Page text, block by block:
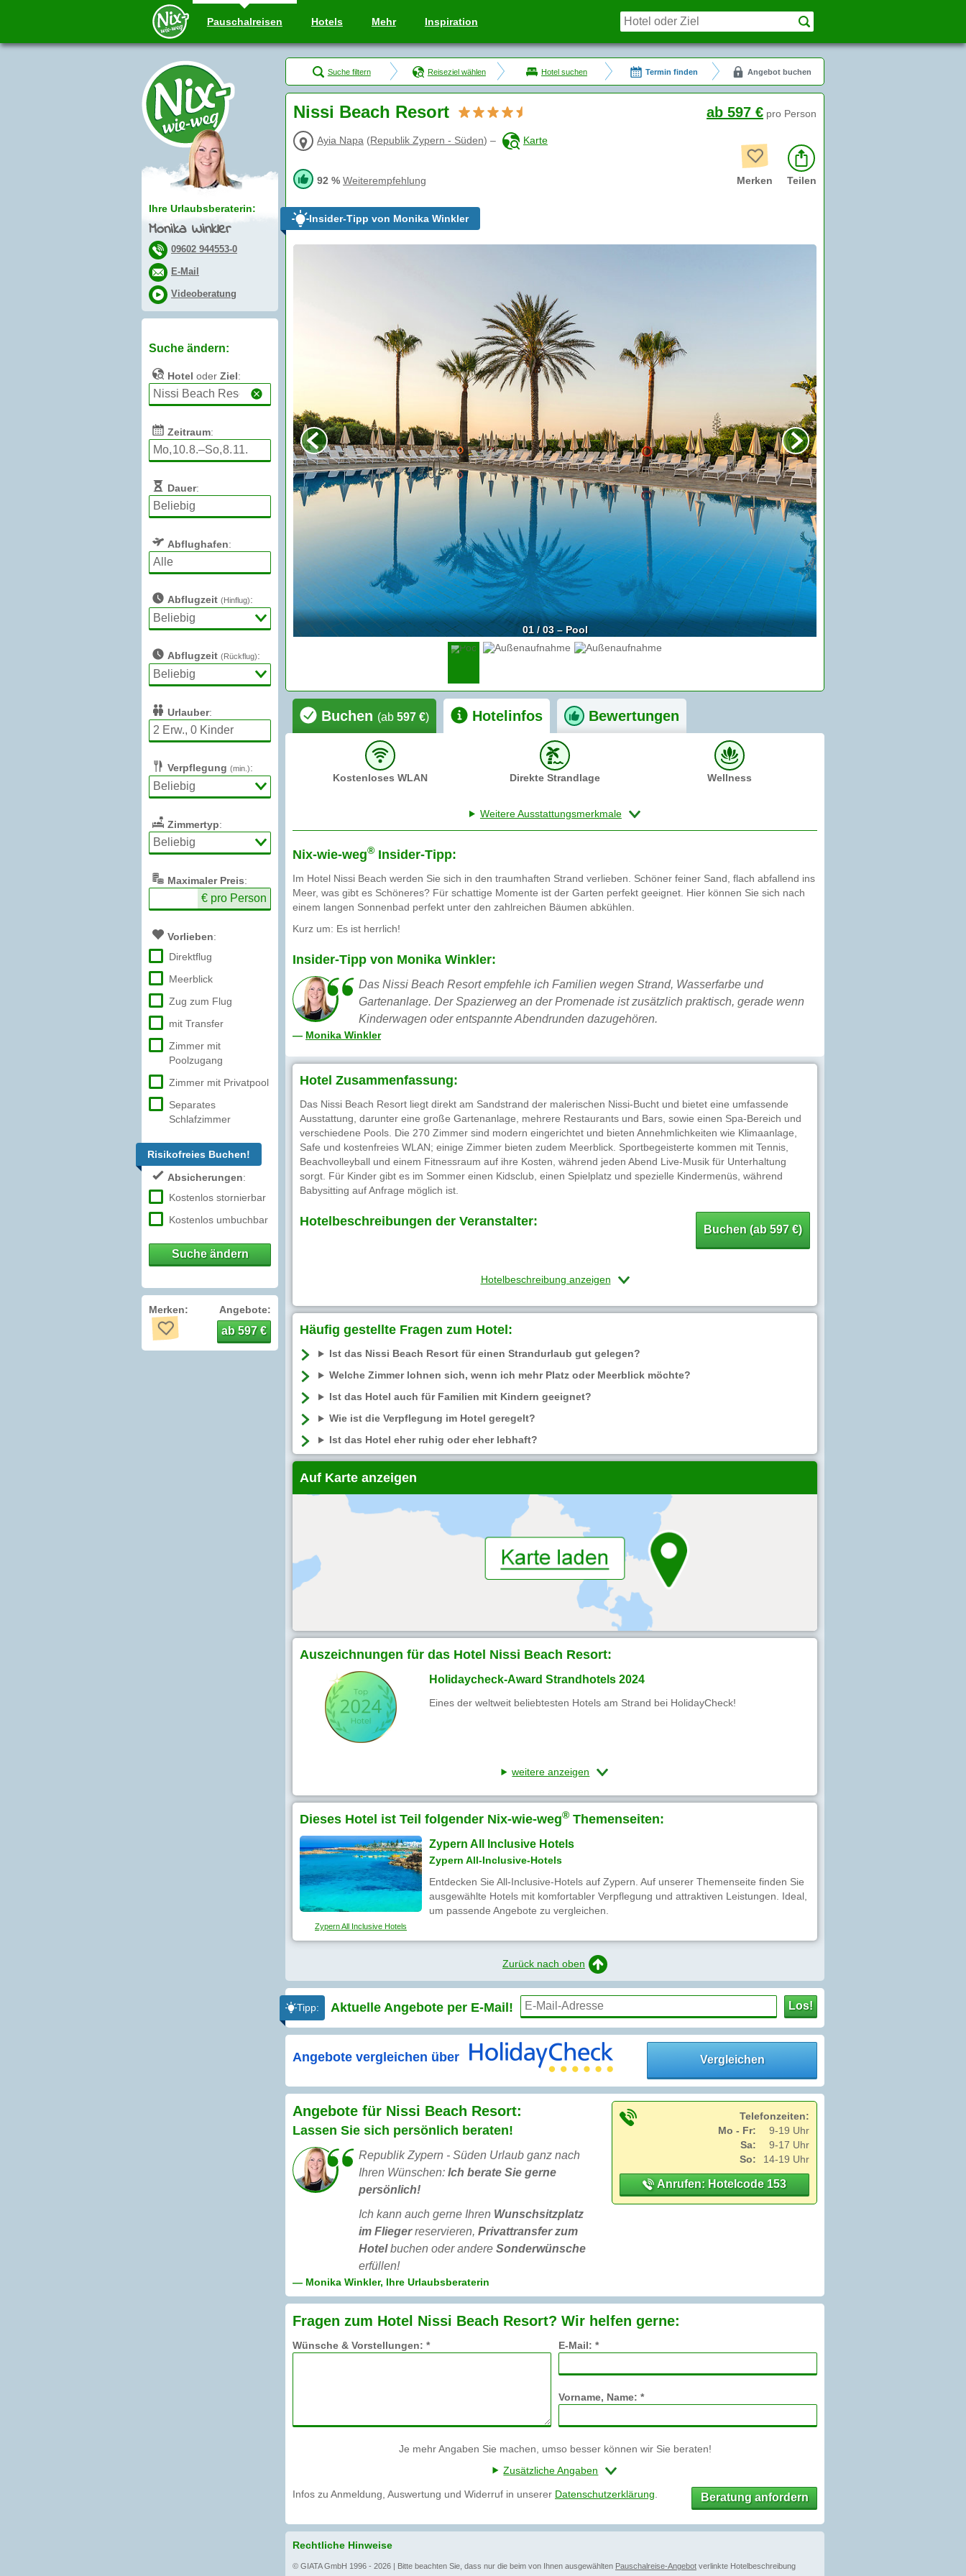
Pauschalreisen Hotels Mehr Inspiration
Ihre Urlaubsberaterin:
Monika Winkler
09602 944553-0
E-Mail
Videoberatung
Suche ändern:
Hotel oder Ziel:
Zeitraum:
Dauer:
Abflughafen:
Abflugzeit (Hinflug):
Abflugzeit (Rückflug):
Urlauber:
Verpflegung (min.):
Zimmertyp:
Maximaler Preis:
€ pro Person
Vorlieben:
Direktflug
Meerblick
Zug zum Flug
mit Transfer
Zimmer mit
Poolzugang
Zimmer mit Privatpool
Separates
Schlafzimmer
Risikofreies Buchen!
Absicherungen:
Kostenlos stornierbar
Kostenlos umbuchbar
Suche ändern
Merken: Angebote:
ab 597 €
Suche filtern Reiseziel wählen Hotel suchen Termin finden Angebot buchen
Nissi Beach Resort
Ayia Napa (Republik Zypern - Süden) – Karte
92 % Weiterempfehlung
ab 597 € pro Person
Merken Teilen
Insider-Tipp von Monika Winkler
01 / 03 – Pool
Buchen (ab 597 €) Hotelinfos Bewertungen
Kostenloses WLAN Direkte Strandlage Wellness
Weitere Ausstattungsmerkmale
Nix-wie-weg® Insider-Tipp:
Im Hotel Nissi Beach werden Sie sich in den traumhaften Strand verlieben. Schöner feiner Sand, flach abfallend ins
Meer, was gibt es Schöneres? Für schattige Momente ist der Garten perfekt geeignet. Hier können Sie sich nach
einem langen Sonnenbad perfekt unter den zahlreichen Bäumen abkühlen.
Kurz um: Es ist herrlich!
Insider-Tipp von Monika Winkler:
Das Nissi Beach Resort empfehle ich Familien wegen Strand, Wasserfarbe und
Gartenanlage. Der Spazierweg an der Promenade ist zusätzlich praktisch, gerade wenn
Kinderwagen oder entspannte Abendrunden dazugehören.
— Monika Winkler
Hotel Zusammenfassung:
Das Nissi Beach Resort liegt direkt am Sandstrand der malerischen Nissi-Bucht und bietet eine umfassende
Ausstattung, darunter eine große Gartenanlage, mehrere Restaurants und Bars, sowie einen Spa-Bereich und
verschiedene Pools. Die 270 Zimmer sind modern eingerichtet und bieten Annehmlichkeiten wie Klimaanlage,
Safe und kostenfreies WLAN; einige Zimmer bieten zudem Meerblick. Sportbegeisterte kommen mit Tennis,
Beachvolleyball und einem Fitnessraum auf ihre Kosten, während jeden Abend Live-Musik für Unterhaltung
sorgt. Für Kinder gibt es im Sommer einen Kidsclub, einen Spielplatz und spezielle Kindermenüs, während
Babysitting auf Anfrage möglich ist.
Hotelbeschreibungen der Veranstalter:
Buchen (ab 597 €)
Hotelbeschreibung anzeigen
Häufig gestellte Fragen zum Hotel:
Ist das Nissi Beach Resort für einen Strandurlaub gut gelegen?
Welche Zimmer lohnen sich, wenn ich mehr Platz oder Meerblick möchte?
Ist das Hotel auch für Familien mit Kindern geeignet?
Wie ist die Verpflegung im Hotel geregelt?
Ist das Hotel eher ruhig oder eher lebhaft?
Auf Karte anzeigen
Auszeichnungen für das Hotel Nissi Beach Resort:
Holidaycheck-Award Strandhotels 2024
Eines der weltweit beliebtesten Hotels am Strand bei HolidayCheck!
weitere anzeigen
Dieses Hotel ist Teil folgender Nix-wie-weg® Themenseiten:
Zypern All Inclusive Hotels
Zypern All Inclusive Hotels
Zypern All-Inclusive-Hotels
Entdecken Sie All-Inclusive-Hotels auf Zypern. Auf unserer Themenseite finden Sie
ausgewählte Hotels mit komfortabler Verpflegung und attraktiven Leistungen. Ideal,
um passende Angebote zu vergleichen.
Zurück nach oben
Tipp: Aktuelle Angebote per E-Mail! Los!
Angebote vergleichen über Vergleichen
Angebote für Nissi Beach Resort:
Lassen Sie sich persönlich beraten!
Republik Zypern - Süden Urlaub ganz nach
Ihren Wünschen: Ich berate Sie gerne
persönlich!
Ich kann auch gerne Ihren Wunschsitzplatz
im Fliegerreservieren, Privattransfer zum
Hotelbuchen oder andere Sonderwünsche
erfüllen!
— Monika Winkler, Ihre Urlaubsberaterin
Telefonzeiten:
Mo - Fr:
9-19 Uhr
Sa:
9-17 Uhr
So:
14-19 Uhr
Anrufen: Hotelcode 153
Fragen zum Hotel Nissi Beach Resort? Wir helfen gerne:
Wünsche & Vorstellungen: * E-Mail: *
Vorname, Name: *
Je mehr Angaben Sie machen, umso besser können wir Sie beraten!
Zusätzliche Angaben
Infos zu Anmeldung, Auswertung und Widerruf in unserer Datenschutzerklärung Beratung anfordern
Rechtliche Hinweise
© GIATA GmbH 1996 - 2026 | Bitte beachten Sie, dass nur die beim von Ihnen ausgewählten Pauschalreise-Angebot verlinkte Hotelbeschreibung